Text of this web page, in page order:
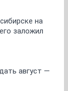
на
заложил
август —